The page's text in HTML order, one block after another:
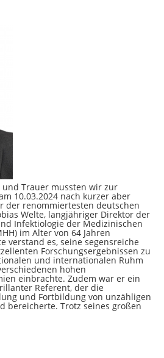
Trauer mussten wir zur
10.03.2024 nach kurzer aber
der renommiertesten deutschen
Welte, langjähriger Direktor der
Infektiologie der Medizinischen
im Alter von 64 Jahren
verstand es, seine segensreiche
Forschungsergebnissen zu
und internationalen Ruhm
hohen
einbrachte. Zudem war er ein
Referent, der die
und Fortbildung von unzähligen
bereicherte. Trotz seines großen